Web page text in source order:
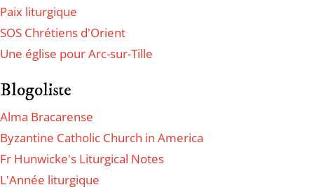
Paix liturgique
SOS Chrétiens d'Orient
Une église pour Arc-sur-Tille
Blogoliste
Alma Bracarense
Byzantine Catholic Church in America
Fr Hunwicke's Liturgical Notes
L'Année liturgique